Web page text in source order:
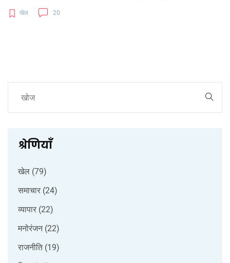
उन्होंने अपने प्रशंसकों का धन्यवाद किया और कहा कि टी20 वर्ल्ड कप
जीतना उनके करियर की सर्वोच्च उपलब्धि थी।
खेल 20
श्रेणियाँ
खेल (79)
समाचार (24)
व्यापार (22)
मनोरंजन (22)
राजनीति (19)